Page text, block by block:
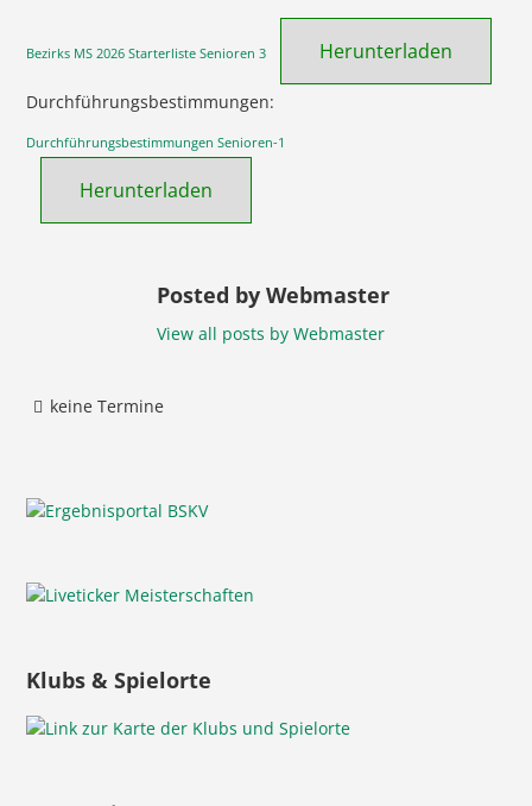
Bezirks MS 2026 Starterliste Senioren 3 Herunterladen
Durchführungsbestimmungen:
Durchführungsbestimmungen Senioren-1
Herunterladen
Posted by Webmaster
View all posts by Webmaster
keine Termine
Klubs & Spielorte